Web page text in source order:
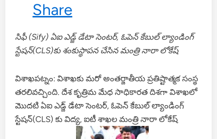
Share
సిఫీ (Sify) ఏఐ ఎడ్జ్ డేటా సెంటర్, ఓపెన్ కేబుల్ ల్యాండింగ్
స్టేషన్(CLS)కు శంకుస్థాపన చేసిన మంత్రి నారా లోకేష్
విశాఖపట్నం: విశాఖకు మరో అంతర్జాతీయ ప్రతిష్టాత్మక సంస్థ
తరలివచ్చింది. దేశ కృత్రిమ మేధ సాధికారత దిశగా విశాఖలో
మొదటి ఏఐ ఎడ్జ్ డేటా సెంటర్, ఓపెన్ కేబుల్ ల్యాండింగ్
స్టేషన్(CLS) కు విద్య, ఐటీ శాఖల మంత్రి నారా లోకేష్